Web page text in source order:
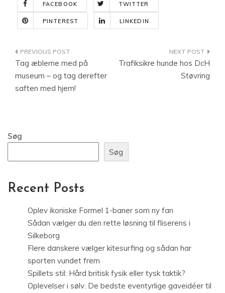
FACEBOOK TWITTER
PINTEREST LINKEDIN
Indlægsnavigation
Tag æblerne med på
museum – og tag derefter
saften med hjem!
Trafiksikre hunde hos DcH
Støvring
Søg
Søg
Recent Posts
Oplev ikoniske Formel 1-baner som ny fan
Sådan vælger du den rette løsning til fliserens i
Silkeborg
Flere danskere vælger kitesurfing og sådan har
sporten vundet frem
Spillets stil: Hård britisk fysik eller tysk taktik?
Oplevelser i sølv: De bedste eventyrlige gaveidéer til